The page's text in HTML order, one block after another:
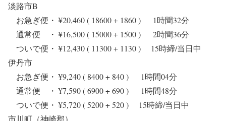
淡路市B
お急ぎ便・ ¥20,460 ( 18600 + 1860 ) 1時間32分
通常便 ・ ¥16,500 ( 15000 + 1500 ) 2時間36分
ついで便・ ¥12,430 ( 11300 + 1130 ) 15時締/当日中
伊丹市
お急ぎ便・ ¥9,240 ( 8400 + 840 ) 1時間04分
通常便 ・ ¥7,590 ( 6900 + 690 ) 1時間48分
ついで便・ ¥5,720 ( 5200 + 520 ) 15時締/当日中